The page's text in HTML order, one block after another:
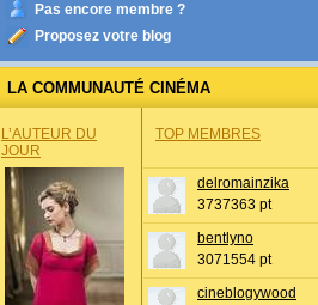
Pas encore membre ?
Proposez votre blog
LA COMMUNAUTÉ CINÉMA
L’AUTEUR DU
JOUR
TOP MEMBRES
delromainzika
3737363 pt
bentlyno
3071554 pt
cineblogywood